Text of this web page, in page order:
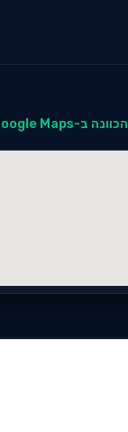
הכוונה ב-Google Maps ←